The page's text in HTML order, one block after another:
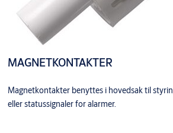
MAGNETKONTAKTER
Magnetkontakter benyttes i hovedsak til
eller statussignaler for alarmer.